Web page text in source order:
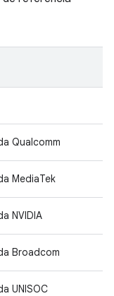
Qualcomm
MediaTek
NVIDIA
Broadcom
UNISOC